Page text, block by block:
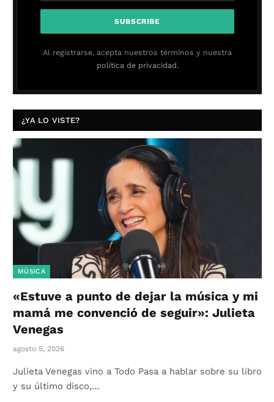
Al registrarse, acepta nuestros términos y nuestra
política de privacidad.
¿YA LO VISTE?
MÚSICA
«Estuve a punto de dejar la música y mi
mamá me convenció de seguir»: Julieta
Venegas
agosto 5, 2026
Julieta Venegas vino a Todo Pasa a hablar sobre su libro
y su último disco,…